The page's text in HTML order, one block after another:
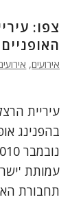
צפו:
אירועים,
עיריית
בהפנינג
עמותת
תחבורת